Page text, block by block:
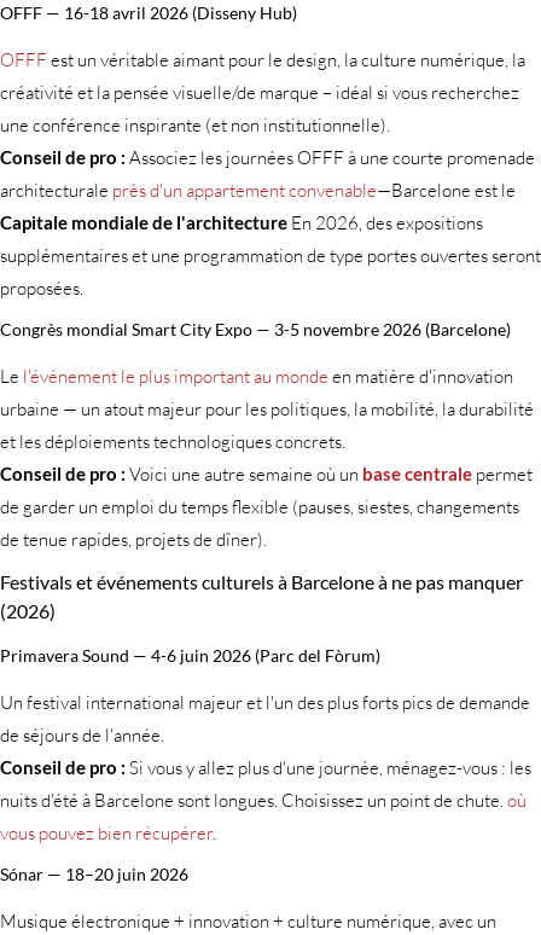
OFFF — 16-18 avril 2026 (Disseny Hub)
OFFF est un véritable aimant pour le design, la culture numérique, la
créativité et la pensée visuelle/de marque – idéal si vous recherchez
une conférence inspirante (et non institutionnelle).
Conseil de pro : Associez les journées OFFF à une courte promenade
architecturale près d'un appartement convenable—Barcelone est le
Capitale mondiale de l'architecture En 2026, des expositions
supplémentaires et une programmation de type portes ouvertes seront
proposées.
Congrès mondial Smart City Expo — 3-5 novembre 2026 (Barcelone)
Le l'événement le plus important au monde en matière d'innovation
urbaine — un atout majeur pour les politiques, la mobilité, la durabilité
et les déploiements technologiques concrets.
Conseil de pro : Voici une autre semaine où un base centrale permet
de garder un emploi du temps flexible (pauses, siestes, changements
de tenue rapides, projets de dîner).
Festivals et événements culturels à Barcelone à ne pas manquer
(2026)
Primavera Sound — 4-6 juin 2026 (Parc del Fòrum)
Un festival international majeur et l'un des plus forts pics de demande
de séjours de l'année.
Conseil de pro : Si vous y allez plus d'une journée, ménagez-vous : les
nuits d'été à Barcelone sont longues. Choisissez un point de chute. où
vous pouvez bien récupérer.
Sónar — 18–20 juin 2026
Musique électronique + innovation + culture numérique, avec un